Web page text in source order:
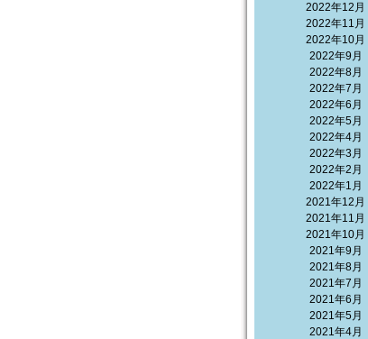
2022年12月
2022年11月
2022年10月
2022年9月
2022年8月
2022年7月
2022年6月
2022年5月
2022年4月
2022年3月
2022年2月
2022年1月
2021年12月
2021年11月
2021年10月
2021年9月
2021年8月
2021年7月
2021年6月
2021年5月
2021年4月